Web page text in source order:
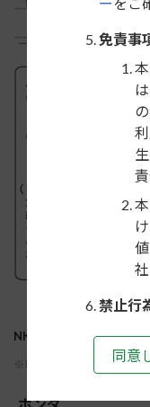
NKK-H73Dの適合車種
※車種名をクリックし、必
免責事
禁止行
お客様
り、
同意